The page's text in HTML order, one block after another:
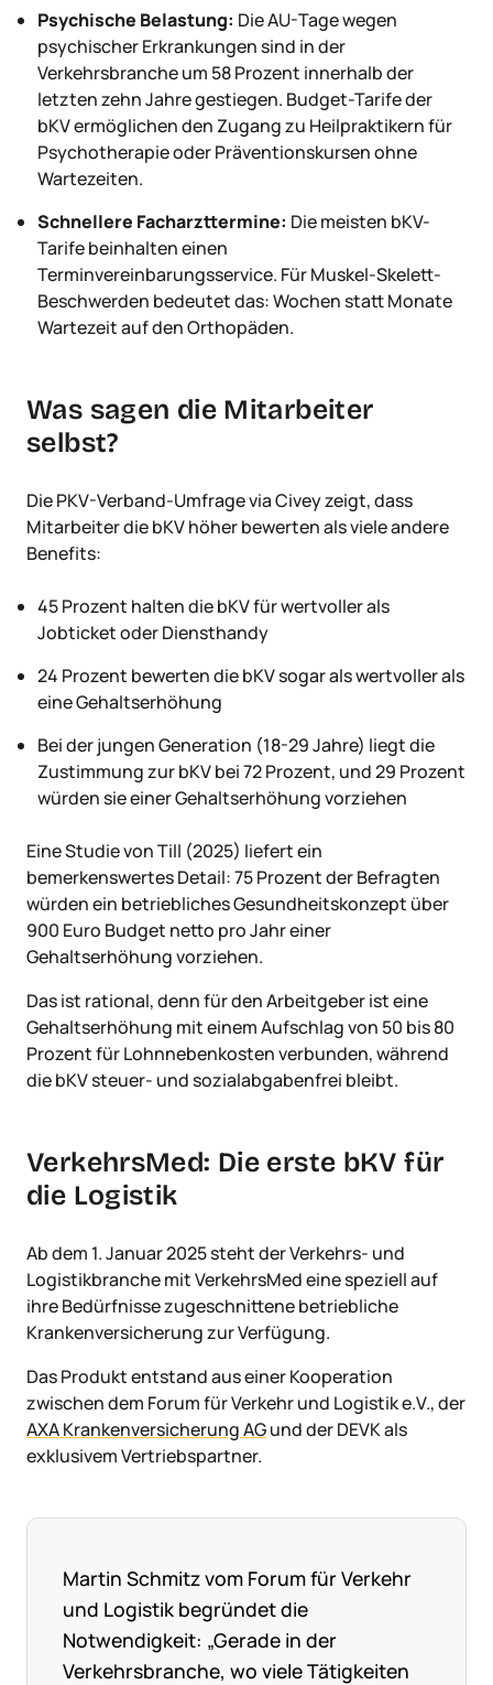
Psychische Belastung: Die AU-Tage wegen
psychischer Erkrankungen sind in der
Verkehrsbranche um 58 Prozent innerhalb der
letzten zehn Jahre gestiegen. Budget-Tarife der
bKV ermöglichen den Zugang zu Heilpraktikern für
Psychotherapie oder Präventionskursen ohne
Wartezeiten.
Schnellere Facharzttermine: Die meisten bKV-
Tarife beinhalten einen
Terminvereinbarungsservice. Für Muskel-Skelett-
Beschwerden bedeutet das: Wochen statt Monate
Wartezeit auf den Orthopäden.
Was sagen die Mitarbeiter
selbst?
Die PKV-Verband-Umfrage via Civey zeigt, dass
Mitarbeiter die bKV höher bewerten als viele andere
Benefits:
45 Prozent halten die bKV für wertvoller als
Jobticket oder Diensthandy
24 Prozent bewerten die bKV sogar als wertvoller als
eine Gehaltserhöhung
Bei der jungen Generation (18-29 Jahre) liegt die
Zustimmung zur bKV bei 72 Prozent, und 29 Prozent
würden sie einer Gehaltserhöhung vorziehen
Eine Studie von Till (2025) liefert ein
bemerkenswertes Detail: 75 Prozent der Befragten
würden ein betriebliches Gesundheitskonzept über
900 Euro Budget netto pro Jahr einer
Gehaltserhöhung vorziehen.
Das ist rational, denn für den Arbeitgeber ist eine
Gehaltserhöhung mit einem Aufschlag von 50 bis 80
Prozent für Lohnnebenkosten verbunden, während
die bKV steuer- und sozialabgabenfrei bleibt.
VerkehrsMed: Die erste bKV für
die Logistik
Ab dem 1. Januar 2025 steht der Verkehrs- und
Logistikbranche mit VerkehrsMed eine speziell auf
ihre Bedürfnisse zugeschnittene betriebliche
Krankenversicherung zur Verfügung.
Das Produkt entstand aus einer Kooperation
zwischen dem Forum für Verkehr und Logistik e.V., der
AXA Krankenversicherung AGund der DEVK als
exklusivem Vertriebspartner.
Martin Schmitz vom Forum für Verkehr
und Logistik begründet die
Notwendigkeit: „Gerade in der
Verkehrsbranche, wo viele Tätigkeiten